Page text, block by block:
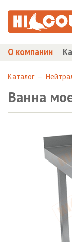
О компании
Каталог
Ванна